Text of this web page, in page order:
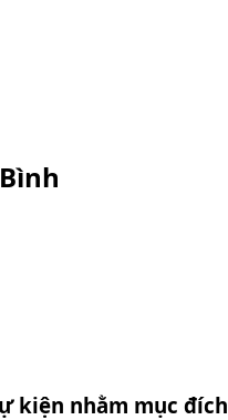
kiện nhằm mục